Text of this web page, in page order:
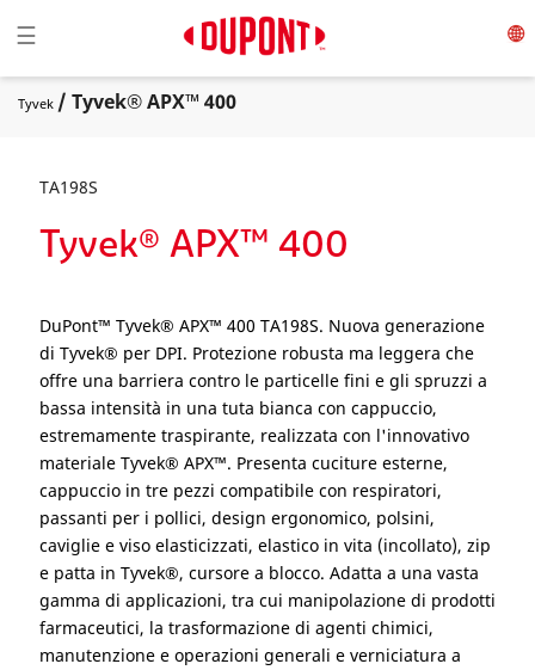
Toggle navigation
☰
Tyvek / Tyvek® APX™ 400
TA198S
Tyvek® APX™ 400
DuPont™ Tyvek® APX™ 400 TA198S. Nuova generazione
di Tyvek® per DPI. Protezione robusta ma leggera che
offre una barriera contro le particelle fini e gli spruzzi a
bassa intensità in una tuta bianca con cappuccio,
estremamente traspirante, realizzata con l'innovativo
materiale Tyvek® APX™. Presenta cuciture esterne,
cappuccio in tre pezzi compatibile con respiratori,
passanti per i pollici, design ergonomico, polsini,
caviglie e viso elasticizzati, elastico in vita (incollato), zip
e patta in Tyvek®, cursore a blocco. Adatta a una vasta
gamma di applicazioni, tra cui manipolazione di prodotti
farmaceutici, la trasformazione di agenti chimici,
manutenzione e operazioni generali e verniciatura a